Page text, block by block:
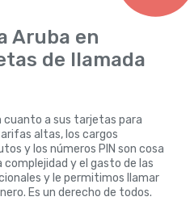
Aruba en
de llamada
cuanto a sus tarjetas para
altas, los cargos
y los números PIN son cosa
complejidad y el gasto de las
y le permitimos llamar
Es un derecho de todos.